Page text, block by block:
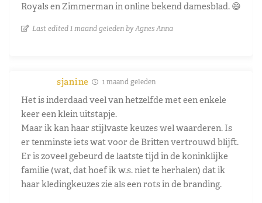
Royals en Zimmerman in online bekend damesblad. 😄
Last edited 1 maand geleden by Agnes Anna
sjanine 1 maand geleden
Het is inderdaad veel van hetzelfde met een enkele
keer een klein uitstapje.
Maar ik kan haar stijlvaste keuzes wel waarderen. Is
er tenminste iets wat voor de Britten vertrouwd blijft.
Er is zoveel gebeurd de laatste tijd in de koninklijke
familie (wat, dat hoef ik w.s. niet te herhalen) dat ik
haar kledingkeuzes zie als een rots in de branding.